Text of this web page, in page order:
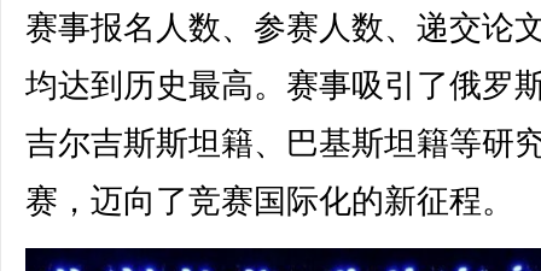
赛事报名人数、参赛人数、递交论
均达到历史最高。赛事吸引了俄罗
吉尔吉斯斯坦籍、巴基斯坦籍等研
赛，迈向了竞赛国际化的新征程。